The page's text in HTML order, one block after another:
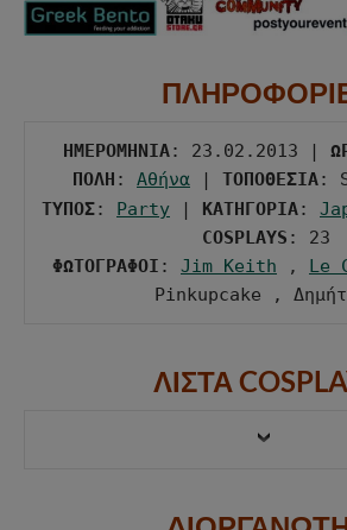
ΗΜΕΡΟΜΗΝΙΑ: 23.02.2013 |
ΠΟΛΗ : Αθήνα ΤΟΠΟΘΕΣΙΑ:
ΤΥΠΟΣ: Party | ΚΑΤΗΓΟΡΙΑ:
COSPLAYS
ΦΩΤΟΓΡΑΦΟΙ : Jim Keith , Le
Pinkupcake ,
ΛΙΣΤΑ